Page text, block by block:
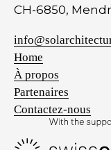
CH-6850,
Home
À propos
Partenaires
Contactez-nous